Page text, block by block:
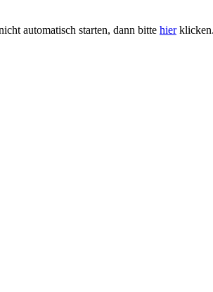
automatisch starten, dann bitte hier